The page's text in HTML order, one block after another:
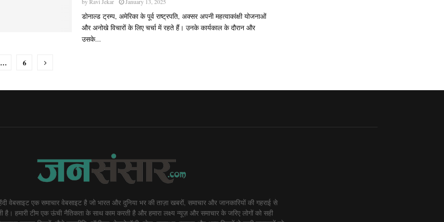
डोनाल्ड ट्रम्प, अमेरिका के पूर्व राष्ट्रपति, अक्सर अपनी महत्वाकांक्षी योजनाओं
और अनोखे विचारों के लिए चर्चा में रहते हैं। उनके कार्यकाल के दौरान और
उसके...
… 6
वेबसाइट एक समाचार वेबसाइट है जो भारत और दुनिया भर की ताज़ा खबरों, समाचार और जानकारियों की गहराई से
है। हमारी टीम एक ऊंची नैतिकता के साथ काम करती है और हमारा लक्ष्य न्यूज़ और समाचार के जरिए लोगों को सही